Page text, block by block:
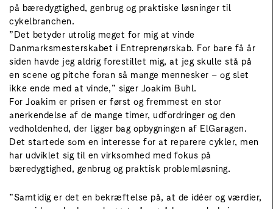
på bæredygtighed, genbrug og praktiske løsninger til
cykelbranchen.
”Det betyder utrolig meget for mig at vinde
Danmarksmesterskabet i Entreprenørskab. For bare få år
siden havde jeg aldrig forestillet mig, at jeg skulle stå på
en scene og pitche foran så mange mennesker – og slet
ikke ende med at vinde,” siger Joakim Buhl.
For Joakim er prisen er først og fremmest en stor
anerkendelse af de mange timer, udfordringer og den
vedholdenhed, der ligger bag opbygningen af ElGaragen.
Det startede som en interesse for at reparere cykler, men
har udviklet sig til en virksomhed med fokus på
bæredygtighed, genbrug og praktisk problemløsning.
”Samtidig er det en bekræftelse på, at de idéer og værdier,